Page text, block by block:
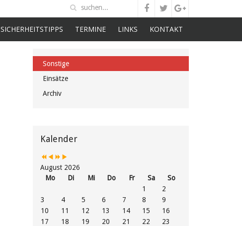
SICHERHEITSTIPPS TERMINE LINKS KONTAKT
Sonstige
Einsätze
Archiv
Kalender
JahrMonat
JahrMonat
August 2026
Mo
Di Mi Do Fr Sa
So
1
2
3
4 5 6 7 8
9
10
11 12 13 14 15
16
17
18 19 20 21 22
23